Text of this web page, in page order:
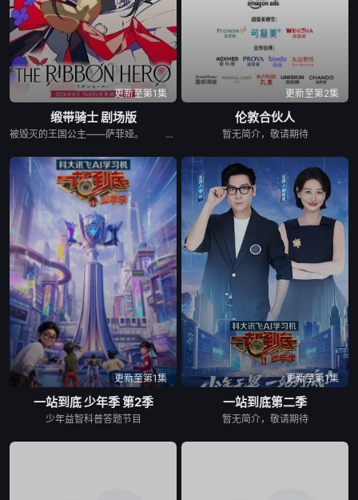
20240505 20240512 20240526
20240609 20240630 20240721
20240728 20240811
20240818 20240825 20240901
20240908 20240922 20240929
20241006 20241013 20241020
20241027 20241103 20241110
20241117 20241124 20241201
20241208 20241215 20241222
更新至第1集
缎带骑士 剧场版
被毁灭的王国公主——萨菲娅。 灾厄“内尔伽勒”夺走了她故乡希尔弗兰的一切，她在绝望的尽头，抵达了戈尔德兰。 她怀抱着过往，在人们的温柔相待中，开始觅得一丝微小的希望。 然而，仿佛是为了嘲弄这份平静的日常，灾厄“内尔伽勒”再度降临。 曾将故乡化为灰烬的绝望，如今又要夺走这片土地的光芒。 ——已经，不会再失去任何东西。也不会让任何人失去。 少女拂去悲伤的泪水，执剑而起。 这是一个系上缎带、决心反抗命运的，属于一位英雄的故事。
更新至第2集
伦敦合伙人
暂无简介，敬请期待
更新至第1集
一站到底 少年季 第2季
少年益智科普答题节目
更新至第1集
一站到底第二季
暂无简介，敬请期待